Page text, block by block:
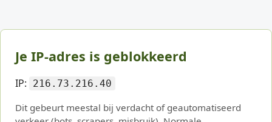
Je IP-adres is geblokkeerd
IP: 216.73.216.40
Dit gebeurt meestal bij verdacht of geautomatiseerd